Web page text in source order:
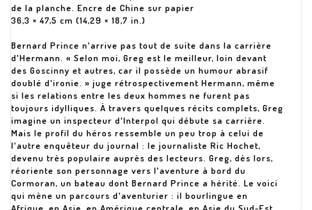
de la planche. Encre de Chine sur papier
36,3 × 47,5 cm (14,29 × 18,7 in.)
Bernard Prince n'arrive pas tout de suite dans la carrière
d'Hermann. « Selon moi, Greg est le meilleur, loin devant
des Goscinny et autres, car il possède un humour abrasif
doublé d'ironie. » juge rétrospectivement Hermann, même
si les relations entre les deux hommes ne furent pas
toujours idylliques. À travers quelques récits complets, Greg
imagine un inspecteur d'Interpol qui débute sa carrière.
Mais le profil du héros ressemble un peu trop à celui de
l'autre enquêteur du journal : le journaliste Ric Hochet,
devenu très populaire auprès des lecteurs. Greg, dès lors,
réoriente son personnage vers l'aventure à bord du
Cormoran, un bateau dont Bernard Prince a hérité. Le voici
qui mène un parcours d'aventurier : il bourlingue en